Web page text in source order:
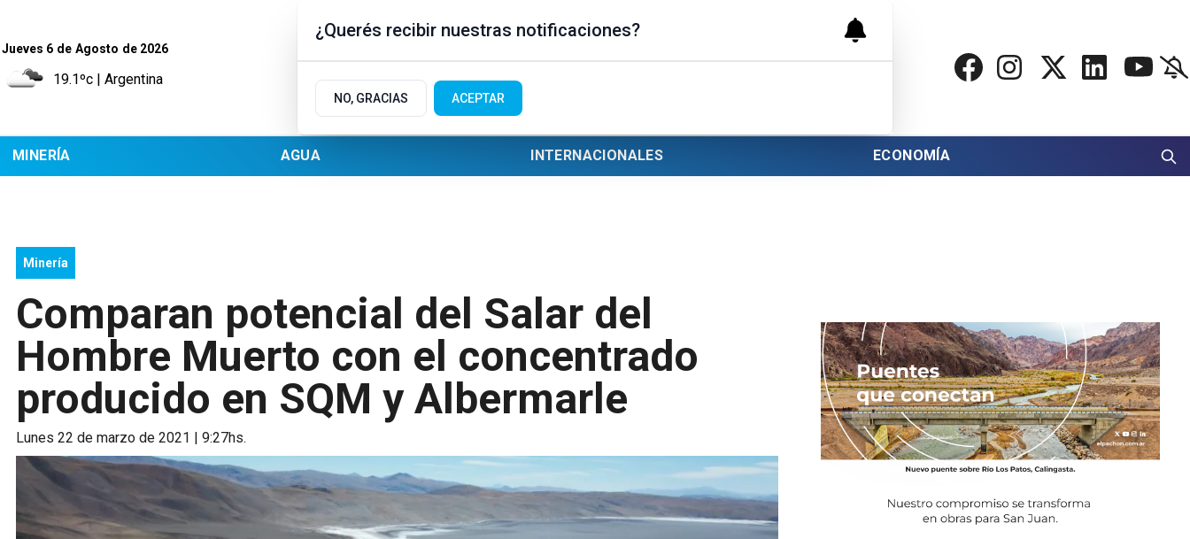
Jueves 6 de Agosto de 2026
19.1ºc | Argentina
MINERÍA AGUA INTERNACIONALES ECONOMÍA
Minería
Comparan potencial del Salar del
Hombre Muerto con el concentrado
producido en SQM y Albermarle
lunes 22 de marzo de 2021 | 9:27hs.
¿Querés recibir nuestras notificaciones?
NO, GRACIAS ACEPTAR